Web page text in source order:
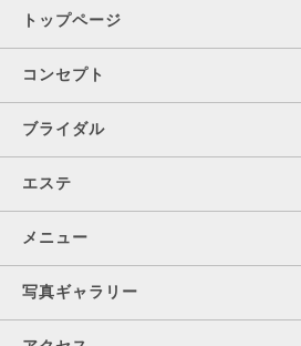
トップページ
コンセプト
ブライダル
エステ
メニュー
写真ギャラリー